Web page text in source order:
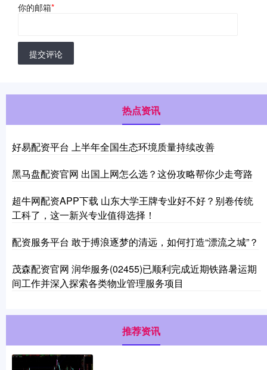
你的邮箱*
提交评论
热点资讯
好易配资平台 上半年全国生态环境质量持续改善
黑马盘配资官网 出国上网怎么选？这份攻略帮你少走弯路
超牛网配资APP下载 山东大学王牌专业好不好？别卷传统
工科了，这一新兴专业值得选择！
配资服务平台 敢于搏浪逐梦的清远，如何打造“漂流之城”？
茂森配资官网 润华服务(02455)已顺利完成近期铁路暑运期
间工作并深入探索各类物业管理服务项目
推荐资讯